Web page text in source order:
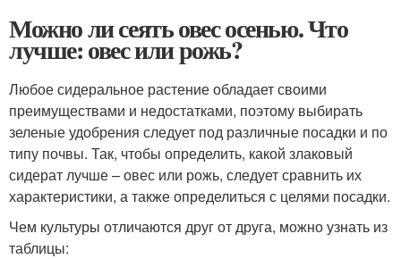
Можно ли сеять овес осенью. Что
лучше: овес или рожь?
Любое сидеральное растение обладает своими
преимуществами и недостатками, поэтому выбирать
зеленые удобрения следует под различные посадки и по
типу почвы. Так, чтобы определить, какой злаковый
сидерат лучше – овес или рожь, следует сравнить их
характеристики, а также определиться с целями посадки.
Чем культуры отличаются друг от друга, можно узнать из
таблицы: